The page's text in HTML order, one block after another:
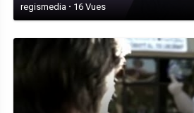
regismedia · 16 Vues